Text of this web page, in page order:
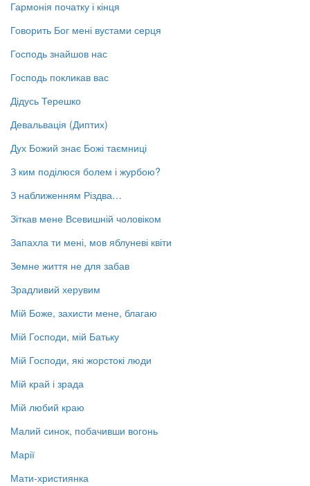
Гармонія початку і кінця
Говорить Бог мені вустами серця
Господь знайшов нас
Господь покликав вас
Дідусь Терешко
Девальвація (Диптих)
Дух Божий знає Божі таємниці
З ким поділюся болем і журбою?
З наближенням Різдва…
Зіткав мене Всевишній чоловіком
Запахла ти мені, мов яблуневі квіти
Земне життя не для забав
Зрадливий херувим
Мій Боже, захисти мене, благаю
Мій Господи, мій Батьку
Мій Господи, які жорстокі люди
Мій край і зрада
Мій любий краю
Малий синок, побачивши вогонь
Марії
Мати-християнка